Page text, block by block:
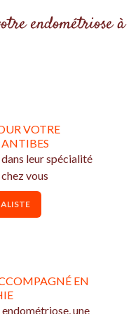
endométriose à
VOTRE
leur spécialité
vous
EN
une